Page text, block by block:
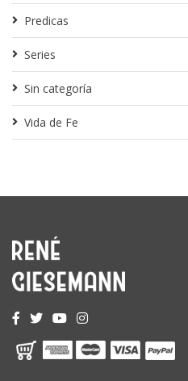
Predicas
Series
Sin categoría
Vida de Fe